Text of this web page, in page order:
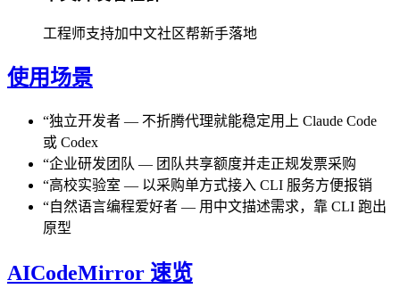
工程师支持加中文社区帮新手落地
使用场景
“独立开发者 — 不折腾代理就能稳定用上 Claude Code
或 Codex
“企业研发团队 — 团队共享额度并走正规发票采购
“高校实验室 — 以采购单方式接入 CLI 服务方便报销
“自然语言编程爱好者 — 用中文描述需求，靠 CLI 跑出
原型
AICodeMirror 速览